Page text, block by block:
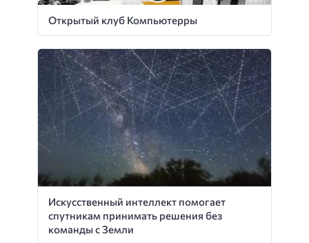
Открытый клуб Компьютерры
Искусственный интеллект помогает
спутникам принимать решения без
команды с Земли